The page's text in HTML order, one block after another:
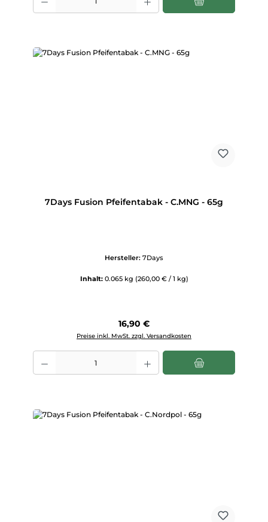
7Days Fusion Pfeifentabak - C.MNG - 65g
Hersteller: 7Days
Inhalt: 0.065 kg (260,00 € / 1 kg)
Regulärer Preis:
16,90 €
Preise inkl. MwSt. zzgl. Versandkosten
Produkt Anzahl: Gib den gewünschten Wert ein oder benutze die